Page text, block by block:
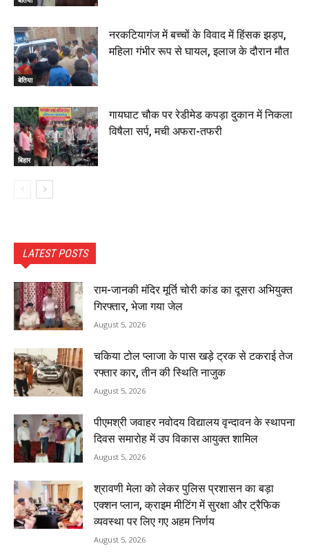
बेतिया
नरकटियागंज में बच्चों के विवाद में हिंसक झड़प,
महिला गंभीर रूप से घायल, इलाज के दौरान मौत
बिहार
गायघाट चौक पर रेडीमेड कपड़ा दुकान में निकला
विषैला सर्प, मची अफरा-तफरी
LATEST POSTS
राम-जानकी मंदिर मूर्ति चोरी कांड का दूसरा अभियुक्त
गिरफ्तार, भेजा गया जेल
August 5, 2026
चकिया टोल प्लाजा के पास खड़े ट्रक से टकराई तेज
रफ्तार कार, तीन की स्थिति नाजुक
August 5, 2026
पीएमश्री जवाहर नवोदय विद्यालय वृन्दावन के स्थापना
दिवस समारोह में उप विकास आयुक्त शामिल
August 5, 2026
श्रावणी मेला को लेकर पुलिस प्रशासन का बड़ा
एक्शन प्लान, क्राइम मीटिंग में सुरक्षा और ट्रैफिक
व्यवस्था पर लिए गए अहम निर्णय
August 5, 2026